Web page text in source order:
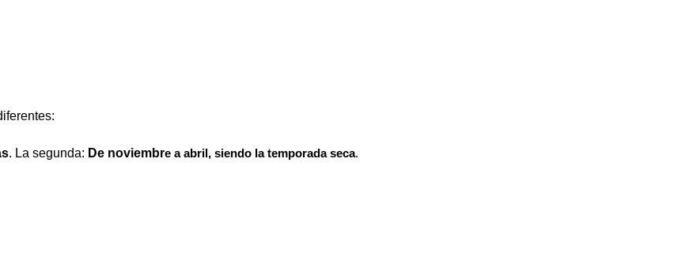
. La segunda: De noviembre a abril, siendo la temporada seca.